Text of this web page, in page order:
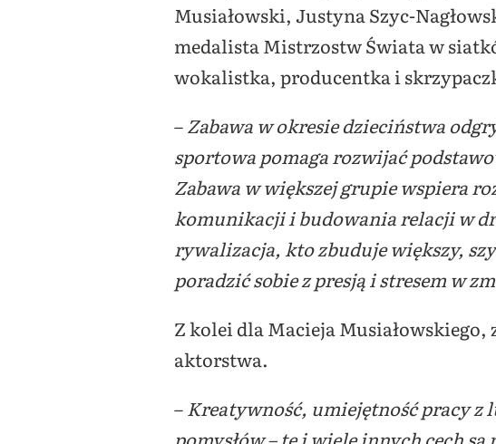
Musiałowski, Justyna Szyc-
medalista Mistrzostw Świata w
wokalistka, producentka i
–Zabawa w okresie dzieciństwa
sportowa pomaga rozwijać
Zabawa w większej grupie wspiera
komunikacji i budowania relacji w
rywalizacja, kto zbuduje większy,
poradzić sobie z presją i stresem w
Z kolei dlaMacieja Musiałowskiego,
aktorstwa.
–Kreatywność, umiejętność pracy z